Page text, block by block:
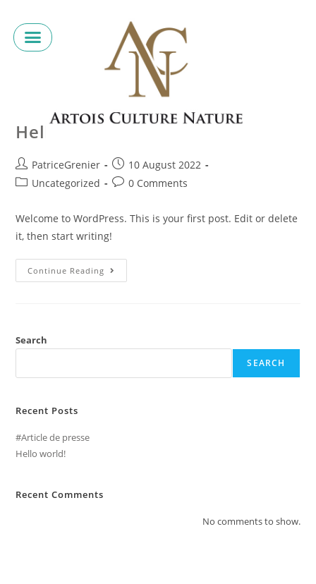
Hello world!
PatriceGrenier
10 August 2022
Uncategorized
0 Comments
Welcome to WordPress. This is your first post. Edit or delete
it, then start writing!
Continue Reading
Search
SEARCH
Recent Posts
#Article de presse
Hello world!
Recent Comments
No comments to show.